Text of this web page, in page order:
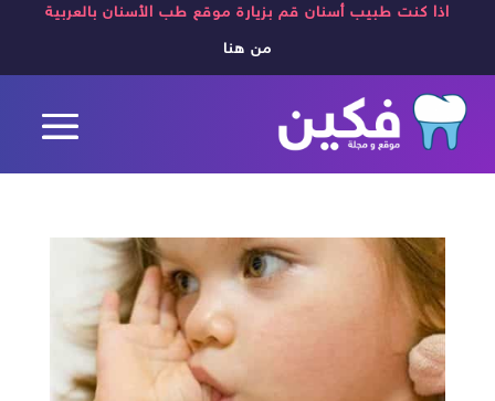
اذا كنت طبيب أسنان قم بزيارة موقع طب الأسنان بالعربية
من هنا